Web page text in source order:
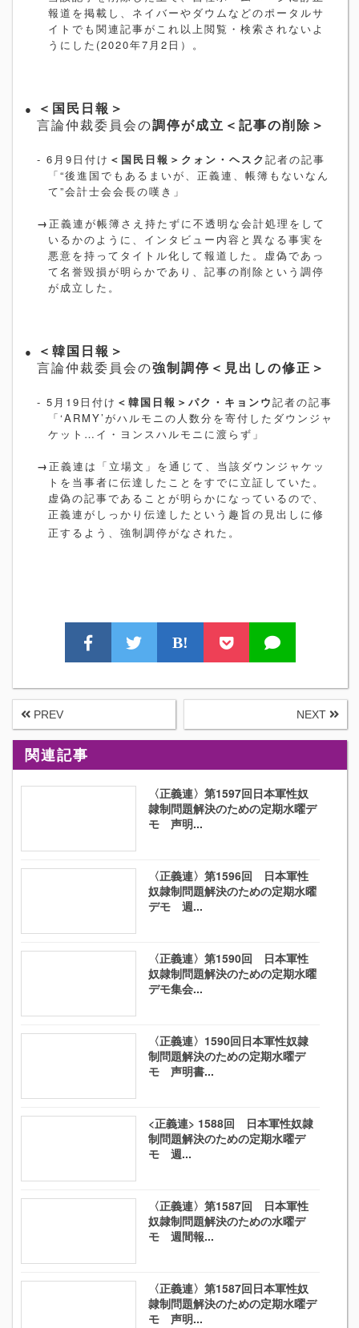
報道を掲載し、ネイバーやダウムなどのポータルサ
イトでも関連記事がこれ以上閲覧・検索されないよ
うにした (2020年7 月2 日）。
●
＜国民日報＞
言論仲裁委員会の調停が成立＜記事の削除＞
- 6 月 9 日付け ＜国民日報＞クォン・ヘスク記者の記事
「“後進国でもあるまいが、正義連、帳簿もないなん
て”会計士会会長の嘆き」
→正義連が帳簿さえ持たずに不透明な会計処理をして
いるかのように、インタビュー内容と異なる事実を
悪意を持ってタイトル化して報道した。虚偽であっ
て名誉毀損が明らかであり、記事の削除という調停
が成立した。
●
＜韓国日報＞
言論仲裁委員会の強制調停＜見出しの修正＞
- 5 月 19 日付け ＜韓国日報＞パク・キョンウ記者の記事
「‘ARMY’がハルモニの人数分を寄付したダウンジャ
ケット…イ・ヨンスハルモニに渡らず」
→正義連は「立場文」を通じて、当該ダウンジャケッ
トを当事者に伝達したことをすでに立証していた。
虚偽の記事であることが明らかになっているので、
正義連がしっかり伝達したという趣旨の見出しに修
正するよう、強制調停がなされた。
B!
PREV NEXT
関連記事
〈正義連〉第1597回日本軍性奴
隷制問題解決のための定期水曜デ
モ 声明...
〈正義連〉第1596回 日本軍性
奴隷制問題解決のための定期水曜
デモ 週...
〈正義連〉第1590回 日本軍性
奴隷制問題解決のための定期水曜
デモ集会...
〈正義連〉1590回日本軍性奴隷
制問題解決のための定期水曜デ
モ 声明書...
<正義連> 1588回 日本軍性奴隷
制問題解決のための定期水曜デ
モ 週...
〈正義連〉第1587回 日本軍性
奴隷制問題解決のための水曜デ
モ 週間報...
〈正義連〉第1587回日本軍性奴
隷制問題解決のための定期水曜デ
モ 声明...